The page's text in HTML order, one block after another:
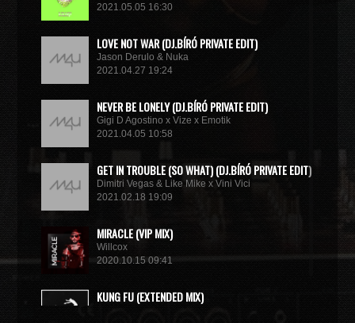
2021.05.05 16:30
LOVE NOT WAR (DJ.BÍRÓ PRIVATE EDIT)
Jason Derulo & Nuka
2021.04.27 19:24
NEVER BE LONELY (DJ.BÍRÓ PRIVATE EDIT)
Gigi D Agostino x Vize x Emotik
2021.04.05 10:58
GET IN TROUBLE (SO WHAT) (DJ.BÍRÓ PRIVATE EDIT)
Dimitri Vegas & Like Mike x Vini Vici
2021.02.18 19:09
MIRACLE (VIP MIX)
Willcox
2020.10.15 09:41
KUNG FU (EXTENDED MIX)